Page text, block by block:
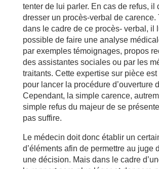
tenter de lui parler. En cas de refus, il
dresser un procès-verbal de carence.
dans le cadre de ce procès- verbal, il
possible de faire une analyse
par exemples témoignages, propos
des assistantes sociales ou par les
traitants. Cette expertise sur pièce
pour lancer la procédure d’ouverture
Cependant, la simple carence,
simple refus du majeur de se
pas suffire.
Le médecin doit donc établir un
d’éléments afin de permettre au juge
une décision. Mais dans le cadre